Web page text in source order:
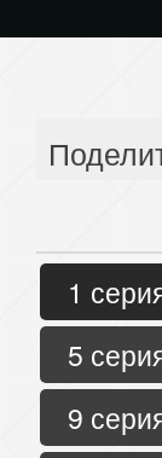
1
5
9